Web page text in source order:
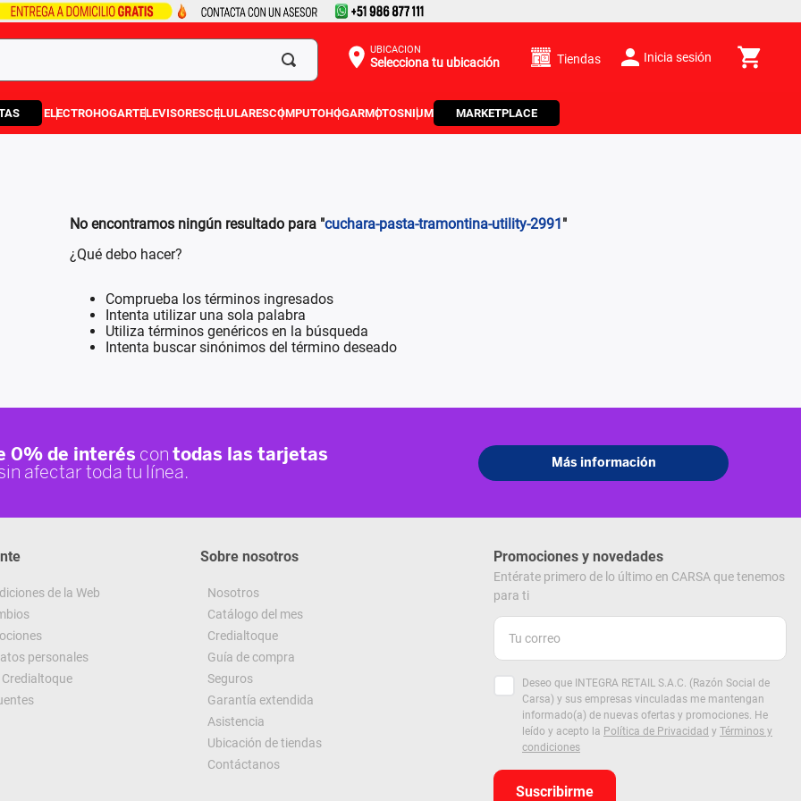
UBICACIÓN
Selecciona tu ubicación Tiendas Inicia sesión
ELECTROHOGARTELEVISORESCELULARESCOMPUTOHOGARMOTOSNIUM MARKETPLACE
No encontramos ningún resultado para "cuchara-pasta-tramontina-utility-2991"
¿Qué debo hacer?
Comprueba los términos ingresados
Intenta utilizar una sola palabra
Utiliza términos genéricos en la búsqueda
Intenta buscar sinónimos del término deseado
de la Web
personales
Sobre nosotros
Nosotros
Catálogo del mes
Credialtoque
Guía de compra
Seguros
Garantía extendida
Asistencia
Ubicación de tiendas
Contáctanos
Promociones y novedades
Entérate primero de lo último en CARSA que tenemos
para ti
Deseo que INTEGRA RETAIL S.A.C. (Razón Social de
Carsa) y sus empresas vinculadas me mantengan
informado(a) de nuevas ofertas y promociones. He
leído y acepto la Política de Privacidad y Términos y
condiciones
Suscribirme